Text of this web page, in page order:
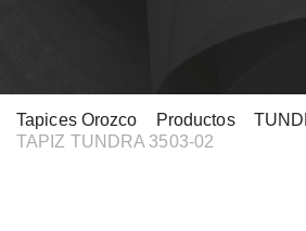
Tapices Orozco Productos>
TAPIZ TUNDRA 3503-02